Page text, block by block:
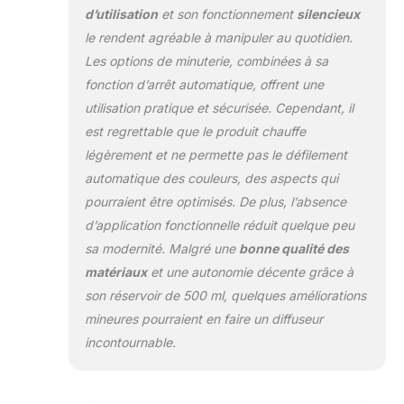
huile, il fonctionne
comme un
humidificateur.
Brume ultrasonique
silencieuse et 4
minuteries - Idéal
pour le sommeil, le
travail et la
méditation : le
diffuseur à ultrasons
avancé fonctionne
silencieusement et
de manière stable.
Avec 4 réglages de
minuterie, vous
pouvez adapter de
manière flexible la
d’utilisationet son fonctionnement silencieux
le rendent agréable à manipuler au quotidien.
Les options de minuterie, combinées à sa
fonction d’arrêt automatique, offrent une
utilisation pratique et sécurisée. Cependant, il
est regrettable que le produit chauffe
légèrement et ne permette pas le défilement
automatique des couleurs, des aspects qui
pourraient être optimisés. De plus, l’absence
d’application fonctionnelle réduit quelque peu
sa modernité. Malgré une bonne qualité des
matériauxet une autonomie décente grâce à
son réservoir de 500 ml, quelques améliorations
mineures pourraient en faire un diffuseur
incontournable.